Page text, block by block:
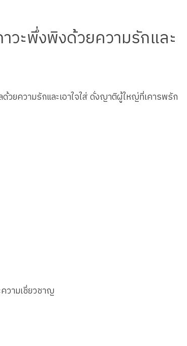
ะพึ่งพิงด้วยความรักและ
วยความรักและเอาใจใส่ ดั่งญาติผู้ใหญ่ที่เคารพรัก
วามเชี่ยวชาญ